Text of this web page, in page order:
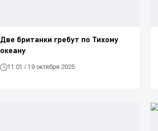
Две британки гребут по Тихому
океану
11:01 / 19 октября 2025